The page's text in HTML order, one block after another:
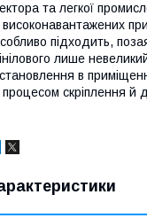
та легкої
високонавантажених
підходить,
лише
в
процесом скріплення й